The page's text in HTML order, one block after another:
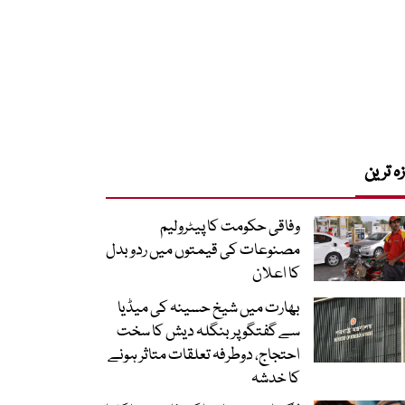
ترین
وفاقی حکومت کا پیٹرولیم
مصنوعات کی قیمتوں میں ردوبدل
کا اعلان
بھارت میں شیخ حسینہ کی میڈیا
سے گفتگو پر بنگلہ دیش کا سخت
احتجاج، دوطرفہ تعلقات متاثر ہونے
کا خدشہ